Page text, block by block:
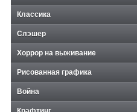
Классика
Слэшер
Хоррор на выживание
Рисованная графика
Война